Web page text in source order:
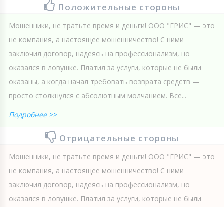
Положительные стороны
Мошенники, не тратьте время и деньги! ООО "ГРИС" — это
не компания, а настоящее мошенничество! С ними
заключил договор, надеясь на профессионализм, но
оказался в ловушке. Платил за услуги, которые не были
оказаны, а когда начал требовать возврата средств —
просто столкнулся с абсолютным молчанием. Все...
Подробнее >>
Отрицательные стороны
Мошенники, не тратьте время и деньги! ООО "ГРИС" — это
не компания, а настоящее мошенничество! С ними
заключил договор, надеясь на профессионализм, но
оказался в ловушке. Платил за услуги, которые не были